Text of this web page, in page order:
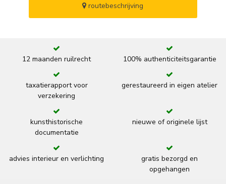
routebeschrijving
12 maanden ruilrecht 100% authenticiteitsgarantie
taxatierapport voor
verzekering
gerestaureerd in eigen atelier
kunsthistorische
documentatie
nieuwe of originele lijst
advies interieur en verlichting
gratis bezorgd en
opgehangen